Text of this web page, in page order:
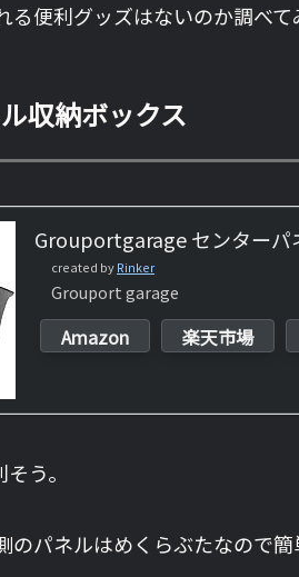
る便利グッズはないのか調べて
収納ボックス
Grouportgarage センターパ
created byRinker
Grouport garage
Amazon 楽天市場
う。
のパネルはめくらぶたなので簡